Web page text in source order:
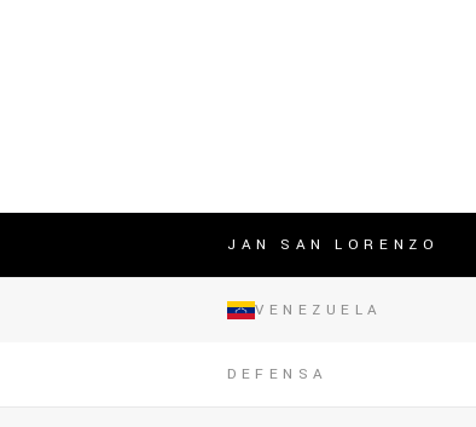
JAN SAN LORENZO
VENEZUELA
DEFENSA